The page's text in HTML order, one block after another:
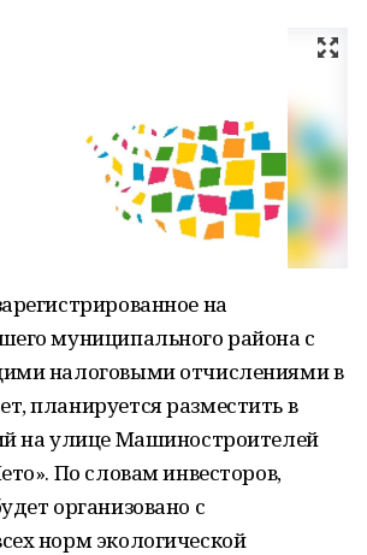
на
муниципального района с
налоговыми отчислениями в
планируется разместить в
на улице Машиностроителей
По словам инвесторов,
организовано с
норм экологической